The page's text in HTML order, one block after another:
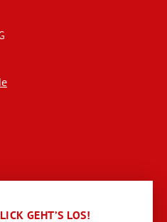
GEHT’S LOS!